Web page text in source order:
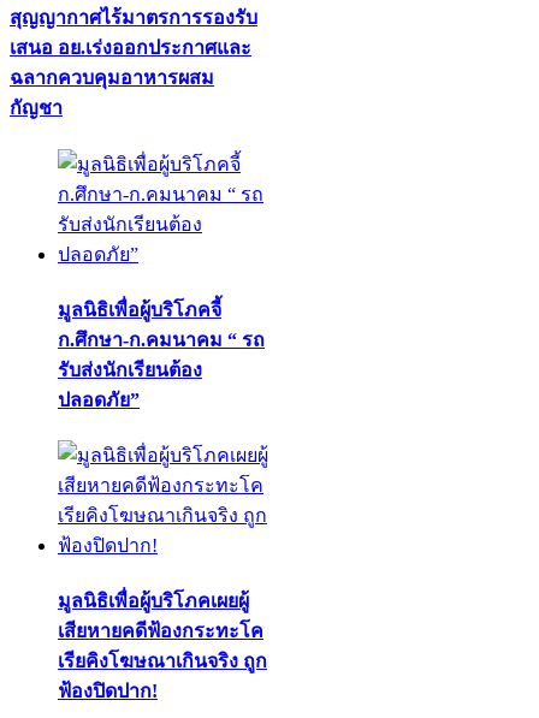
สุญญากาศไร้มาตรการรองรับ
เสนอ อย.เร่งออกประกาศและ
ฉลากควบคุมอาหารผสม
กัญชา
มูลนิธิเพื่อผู้บริโภคจี้
ก.ศึกษา-ก.คมนาคม “ รถ
รับส่งนักเรียนต้อง
ปลอดภัย”
มูลนิธิเพื่อผู้บริโภคเผยผู้
เสียหายคดีฟ้องกระทะโค
เรียคิงโฆษณาเกินจริง ถูก
ฟ้องปิดปาก!